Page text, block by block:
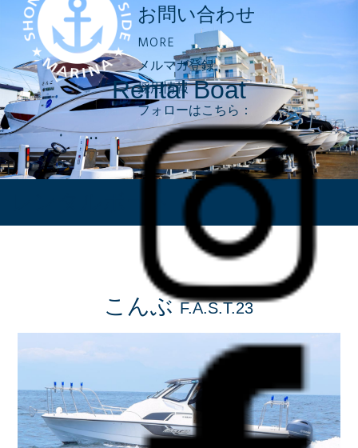
お問い合わせ
MORE
メルマガ登録
採用情報
フォローはこちら：
Rental Boat
こんぶF.A.S.T.23